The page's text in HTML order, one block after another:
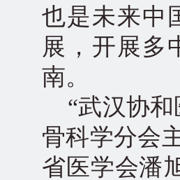
也是未来中
展，开展多
南。
“武汉协和
骨科学分会
省医学会潘